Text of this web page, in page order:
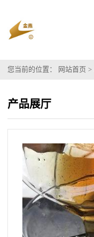
您当前的位置： 网站首页 >
产品展厅